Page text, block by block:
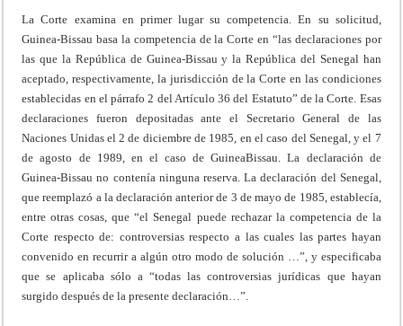
La Corte examina en primer lugar su competencia. En su solicitud,
Guinea-Bissau basa la competencia de la Corte en “las declaraciones por
las que la República de Guinea-Bissau y la República del Senegal han
aceptado, respectivamente, la jurisdicción de la Corte en las condiciones
establecidas en el párrafo 2 del Artículo 36 del Estatuto” de la Corte. Esas
declaraciones fueron depositadas ante el Secretario General de las
Naciones Unidas el 2 de diciembre de 1985, en el caso del Senegal, y el 7
de agosto de 1989, en el caso de GuineaBissau. La declaración de
Guinea-Bissau no contenía ninguna reserva. La declaración del Senegal,
que reemplazó a la declaración anterior de 3 de mayo de 1985, establecía,
entre otras cosas, que “el Senegal puede rechazar la competencia de la
Corte respecto de: controversias respecto a las cuales las partes hayan
convenido en recurrir a algún otro modo de solución …”, y especificaba
que se aplicaba sólo a “todas las controversias jurídicas que hayan
surgido después de la presente declaración…”.